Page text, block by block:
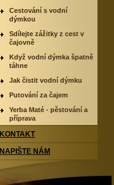
Cestování s vodní
dýmkou
Sdílejte zážitky z cest v
čajovně
Když vodní dýmka špatně
táhne
Jak čistit vodní dýmku
Putování za čajem
Yerba Maté - pěstování a
příprava
KONTAKT
NAPIŠTE NÁM